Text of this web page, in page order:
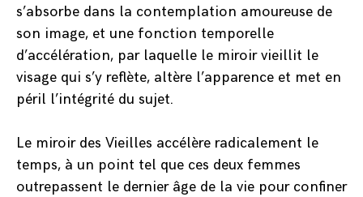
s’absorbe dans la contemplation amoureuse de
son image, et une fonction temporelle
d’accélération, par laquelle le miroir vieillit le
visage qui s’y reflète, altère l’apparence et met en
péril l’intégrité du sujet.
Le miroir des Vieilles accélère radicalement le
temps, à un point tel que ces deux femmes
outrepassent le dernier âge de la vie pour confiner